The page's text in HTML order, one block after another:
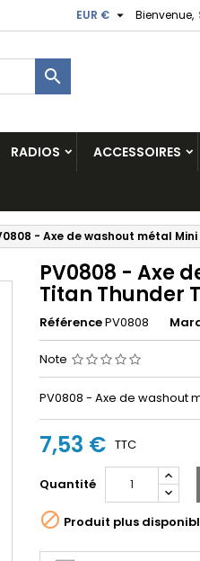
Bienvenue,
EUR € 

RADIOS ACCESSOIRES
- Axe de washout métal
PV0808 - Axe
Titan Thunder
RéférencePV0808
Note
PV0808 - Axe de washout
7,53 € TTC
Quantité
 Produit plus